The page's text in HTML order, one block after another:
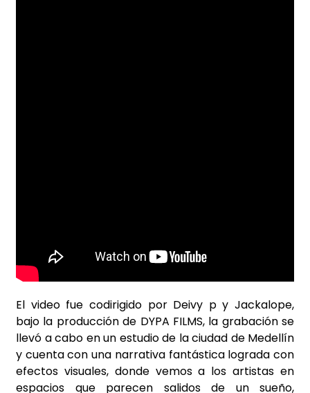
El video fue codirigido por Deivy p y Jackalope,
bajo la producción de DYPA FILMS, la grabación se
llevó a cabo en un estudio de la ciudad de Medellín
y cuenta con una narrativa fantástica lograda con
efectos visuales, donde vemos a los artistas en
espacios que parecen salidos de un sueño,